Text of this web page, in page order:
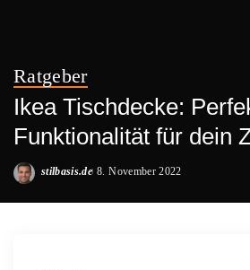
Ratgeber
Ikea Tischdecke:
Funktionalität für dein
Posted
stilbasis.de 8. November 2022